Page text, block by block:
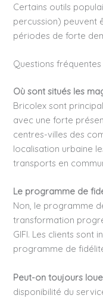
Certains outils
percussion) peuvent
périodes de forte
Questions
Où sont situés les
Bricolex sont
avec une forte
centres-villes des
localisation urbaine
transports en
Le programme de
Non, le programme
transformation
GIFI. Les clients sont
programme de
Peut-on toujours
disponibilité du